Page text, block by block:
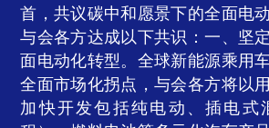
首，共议碳中和愿景下的全面电
与会各方达成以下共识：一、坚
面电动化转型。全球新能源乘用
全面市场化拐点，与会各方将以
加快开发包括纯电动、插电式